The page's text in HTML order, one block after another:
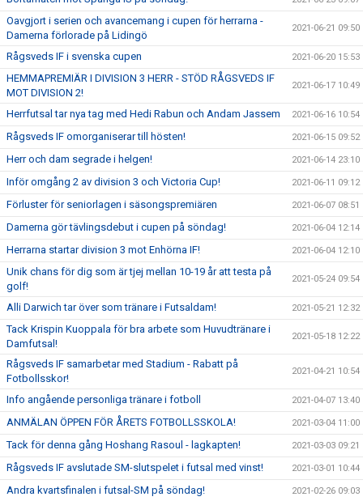
Oavgjort i serien och avancemang i cupen för herrarna -
Damerna förlorade på Lidingö
2021-06-21 09:50
Rågsveds IF i svenska cupen 2021-06-20 15:53
HEMMAPREMIÄR I DIVISION 3 HERR - STÖD RÅGSVEDS IF
MOT DIVISION 2!
2021-06-17 10:49
Herrfutsal tar nya tag med Hedi Rabun och Andam Jassem 2021-06-16 10:54
Rågsveds IF omorganiserar till hösten! 2021-06-15 09:52
Herr och dam segrade i helgen! 2021-06-14 23:10
Inför omgång 2 av division 3 och Victoria Cup! 2021-06-11 09:12
Förluster för seniorlagen i säsongspremiären 2021-06-07 08:51
Damerna gör tävlingsdebut i cupen på söndag! 2021-06-04 12:14
Herrarna startar division 3 mot Enhörna IF! 2021-06-04 12:10
Unik chans för dig som är tjej mellan 10-19 år att testa på
golf!
2021-05-24 09:54
Alli Darwich tar över som tränare i Futsaldam! 2021-05-21 12:32
Tack Krispin Kuoppala för bra arbete som Huvudtränare i
Damfutsal!
2021-05-18 12:22
Rågsveds IF samarbetar med Stadium - Rabatt på
Fotbollsskor!
2021-04-21 10:54
Info angående personliga tränare i fotboll 2021-04-07 13:40
ANMÄLAN ÖPPEN FÖR ÅRETS FOTBOLLSSKOLA! 2021-03-04 11:00
Tack för denna gång Hoshang Rasoul - lagkapten! 2021-03-03 09:21
Rågsveds IF avslutade SM-slutspelet i futsal med vinst! 2021-03-01 10:44
Andra kvartsfinalen i futsal-SM på söndag! 2021-02-26 09:03